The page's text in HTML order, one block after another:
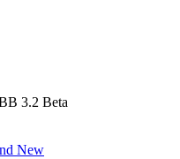
3.2 Beta
New